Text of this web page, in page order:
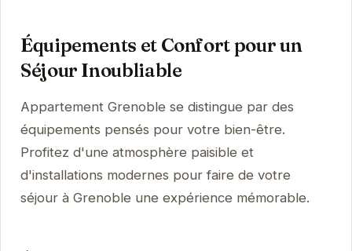
Équipements et Confort pour un
Séjour Inoubliable
Appartement Grenoble se distingue par des
équipements pensés pour votre bien-être.
Profitez d'une atmosphère paisible et
d'installations modernes pour faire de votre
séjour à Grenoble une expérience mémorable.